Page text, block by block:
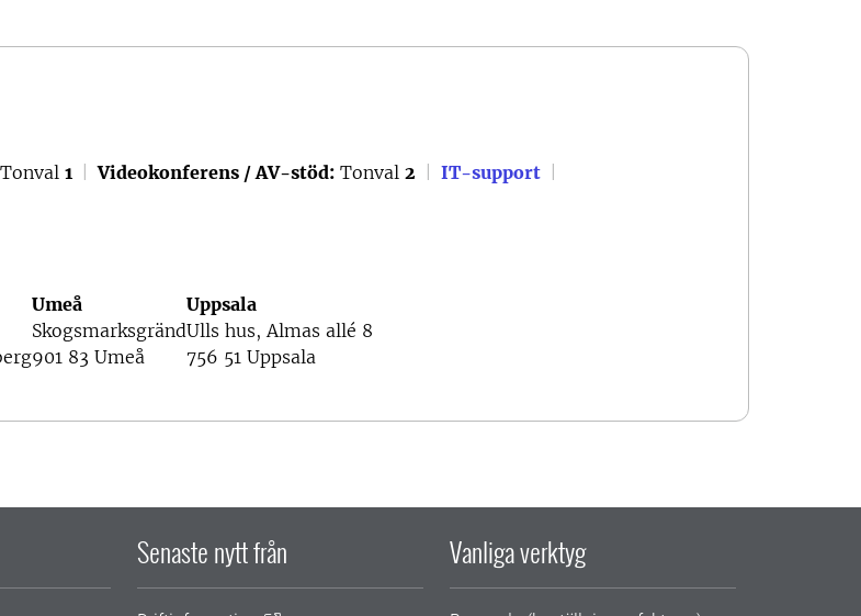
Tonval 1 Videokonferens / AV-stöd: Tonval 2 IT-support
Umeå
Skogsmarksgränd
901 83 Umeå
Uppsala
Ulls hus, Almas allé 8
756 51 Uppsala
Senaste nytt från Vanliga verktyg